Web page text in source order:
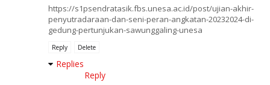
https://s1psendratasik.fbs.unesa.ac.id/post/ujian-akhir-
penyutradaraan-dan-seni-peran-angkatan-20232024-di-
gedung-pertunjukan-sawunggaling-unesa
Reply Delete
Replies
Reply